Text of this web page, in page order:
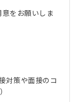
をお願いしま
対策や面接のコ